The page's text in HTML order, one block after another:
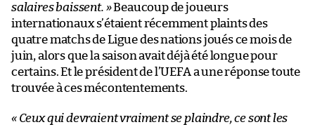
salaires baissent. »Beaucoup de joueurs
internationaux s’étaient récemment plaints des
quatre matchs de Ligue des nations joués ce mois de
juin, alors que la saison avait déjà été longue pour
certains. Et le président de l’UEFA a une réponse toute
trouvée à ces mécontentements.
« Ceux qui devraient vraiment se plaindre, ce sont les